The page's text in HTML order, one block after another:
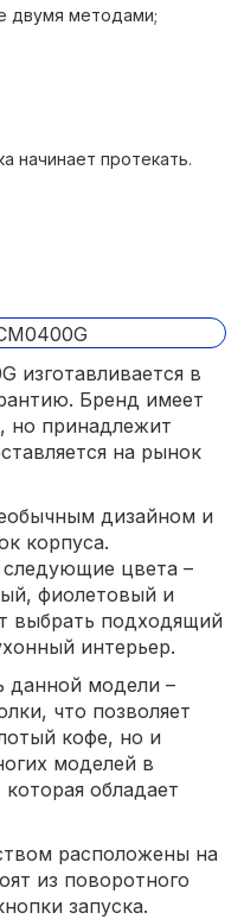
двумя методами;
для кофейника;
начинает протекать.
изготавливается в
Бренд имеет
но принадлежит
на рынок
дизайном и
корпуса.
следующие цвета –
фиолетовый и
выбрать подходящий
интерьер.
данной модели –
что позволяет
кофе, но и
моделей в
обладает
расположены на
из поворотного
запуска.